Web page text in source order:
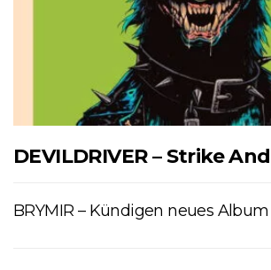
DEVILDRIVER – Strike
BRYMIR – Kündigen neues Album